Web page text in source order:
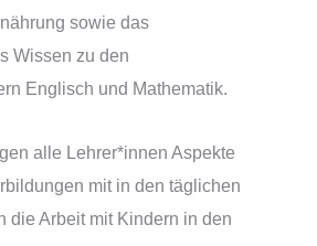
sowie das
Wissen zu den
Englisch und Mathematik.
alle Lehrer*innen Aspekte
mit in den täglichen
die Arbeit mit Kindern in den